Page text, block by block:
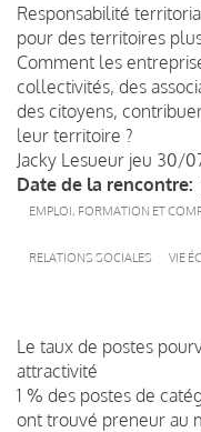
Responsabilité
pour des territoires
Comment les
collectivités, des
des citoyens,
leur territoire ?
Jacky Lesueur jeu 30/
Date de la rencontre
EMPLOI, FORMATION ET
RELATIONS SOCIALES VIE
Le taux de postes
attractivité
1 % des postes de
ont trouvé preneur au